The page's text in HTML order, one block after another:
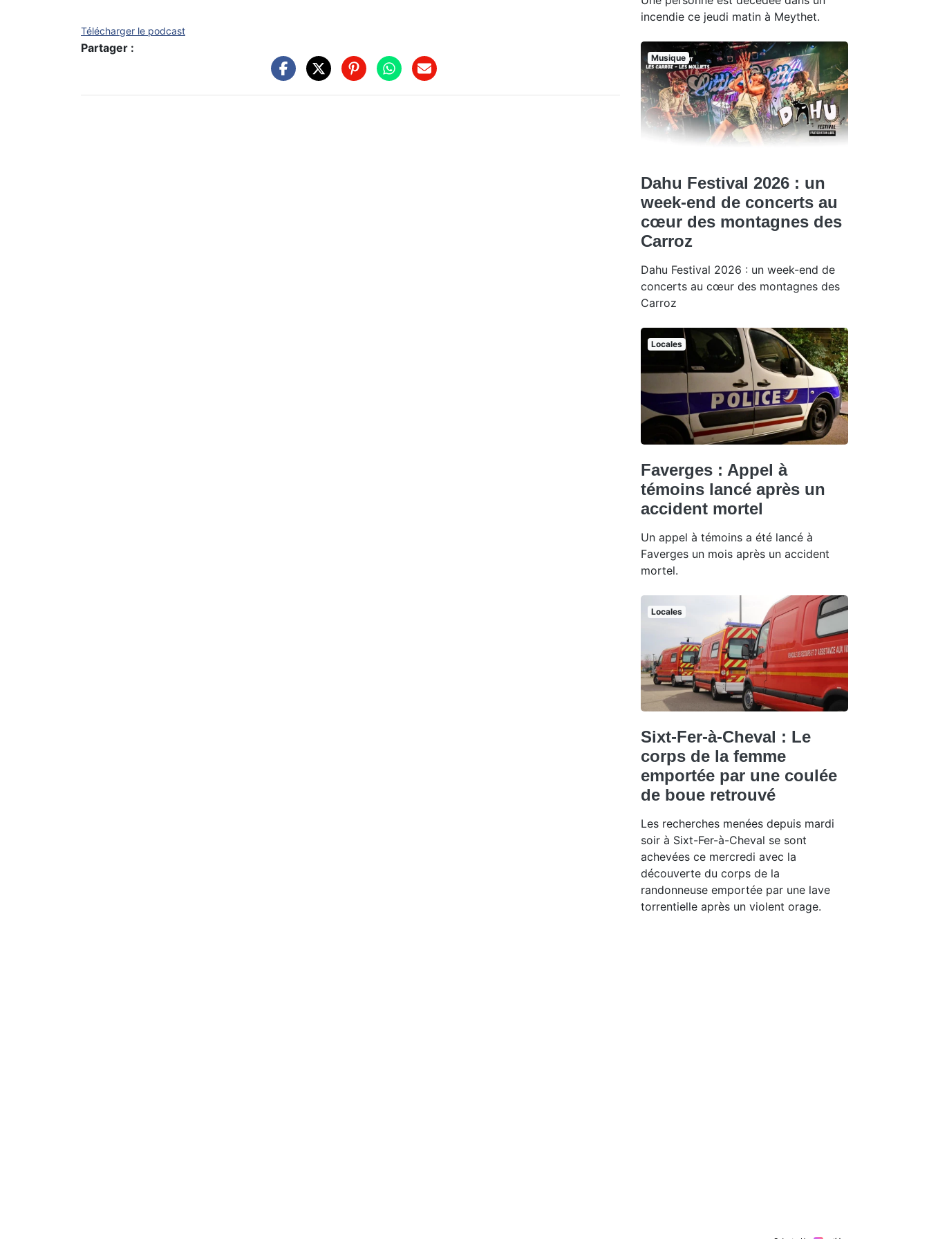
Télécharger le podcast
Partager :
incendie ce jeudi matin à Meythet.
Musique
Dahu Festival 2026 : un
week-end de concerts au
cœur des montagnes des
Carroz
Dahu Festival 2026 : un week-end de
concerts au cœur des montagnes des
Carroz
Locales
Faverges : Appel à
témoins lancé après un
accident mortel
Un appel à témoins a été lancé à
Faverges un mois après un accident
mortel.
Locales
Sixt-Fer-à-Cheval : Le
corps de la femme
emportée par une coulée
de boue retrouvé
Les recherches menées depuis mardi
soir à Sixt-Fer-à-Cheval se sont
achevées ce mercredi avec la
découverte du corps de la
randonneuse emportée par une lave
torrentielle après un violent orage.